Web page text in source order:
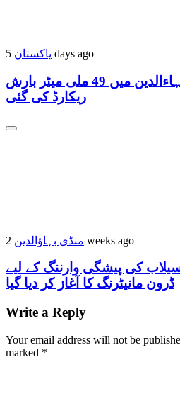
پاکستان 5 days ago
گزشتہ روز منڈی بہاءالدین میں 49 ملی میٹر بارش
ریکارڈ کی گئی
منڈی بہاؤالدین 2 weeks ago
کی پیشگی وارننگ کے لیے
ڈرون مانیٹرنگ کا آغاز کر دیا گیا
Write a Reply
Your email address will not be
marked *